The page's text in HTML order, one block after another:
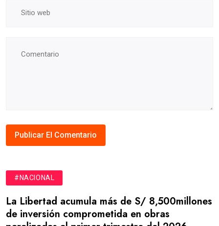
#NACIONAL
La Libertad acumula más de S/ 8,500millones
de inversión comprometida en obras